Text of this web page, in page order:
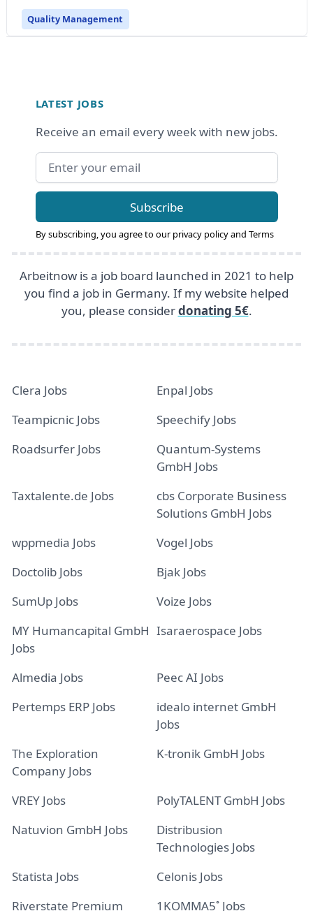
Quality Management
LATEST JOBS
Receive an email every week with new jobs.
Email address
Subscribe
By subscribing, you agree to our privacy policyand Terms
Arbeitnow is a job board launched in 2021 to help
you find a job in Germany. If my website helped
you, please considerdonating 5€.
Clera Jobs
Enpal Jobs
Teampicnic Jobs
Speechify Jobs
Roadsurfer Jobs
Quantum-Systems
GmbH Jobs
Taxtalente.de Jobs
cbs Corporate Business
Solutions GmbH Jobs
wppmedia Jobs
Vogel Jobs
Doctolib Jobs
Bjak Jobs
SumUp Jobs
Voize Jobs
MY Humancapital GmbH
Jobs
Isaraerospace Jobs
Almedia Jobs
Peec AI Jobs
Pertemps ERP Jobs
idealo internet GmbH
Jobs
The Exploration
Company Jobs
K-tronik GmbH Jobs
VREY Jobs
PolyTALENT GmbH Jobs
Natuvion GmbH Jobs
Distribusion
Technologies Jobs
Statista Jobs
Celonis Jobs
Riverstate Premium
1KOMMA5˚ Jobs